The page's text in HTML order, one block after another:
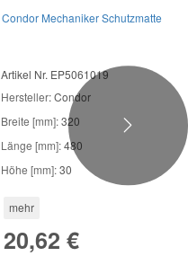
Condor Mechaniker Schutzmatte
Artikel Nr. EP5061019
Hersteller: Condor
Breite [mm]:320
Länge [mm]:480
Höhe [mm]:30
mehr
20,62 €
Next